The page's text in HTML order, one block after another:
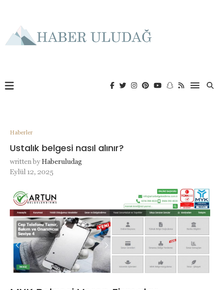
Haberler
Ustalık belgesi nasıl alınır?
written byHaberuludag
Eylül 12, 2025